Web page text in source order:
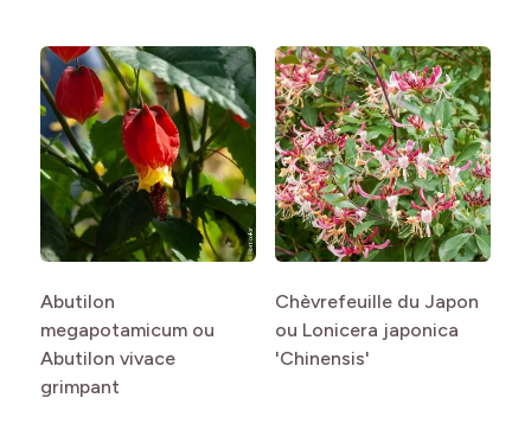
Abutilon
megapotamicum ou
Abutilon vivace
grimpant
Chèvrefeuille du Japon
ou Lonicera japonica
'Chinensis'